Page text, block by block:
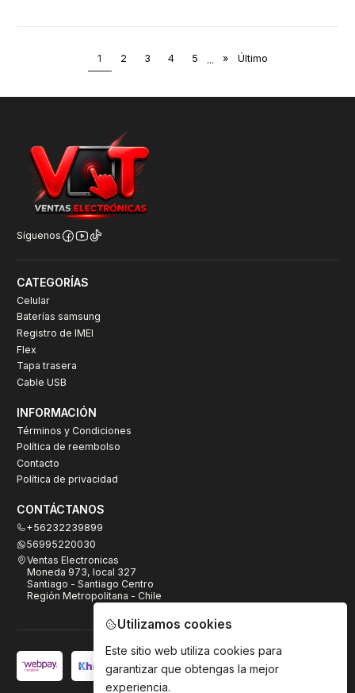
1 2 3 4 5 ... » Último
Síguenos
CATEGORÍAS
Celular
Baterías samsung
Registro de IMEI
Flex
Tapa trasera
Cable USB
INFORMACIÓN
Términos y Condiciones
Política de reembolso
Contacto
Política de privacidad
CONTÁCTANOS
+56232239899
56995220030
Ventas Electronicas
Moneda 973, local 327
Santiago - Santiago Centro
Región Metropolitana - Chile
Utilizamos cookies
Este sitio web utiliza cookies para
garantizar que obtengas la mejor
experiencia.